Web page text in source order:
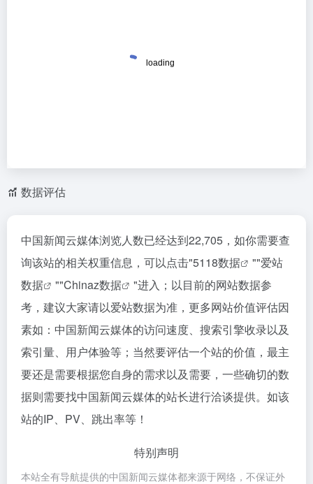
数据评估
中国新闻云媒体浏览人数已经达到22,705，如你需要查
询该站的相关权重信息，可以点击"5118数据 ""爱站
数据
""Chinaz数据
"进入；以目前的网站数据参
考，建议大家请以爱站数据为准，更多网站价值评估因
素如：中国新闻云媒体的访问速度、搜索引擎收录以及
索引量、用户体验等；当然要评估一个站的价值，最主
要还是需要根据您自身的需求以及需要，一些确切的数
据则需要找中国新闻云媒体的站长进行洽谈提供。如该
站的IP、PV、跳出率等！
特别声明
本站全有导航提供的中国新闻云媒体都来源于网络，不保证外